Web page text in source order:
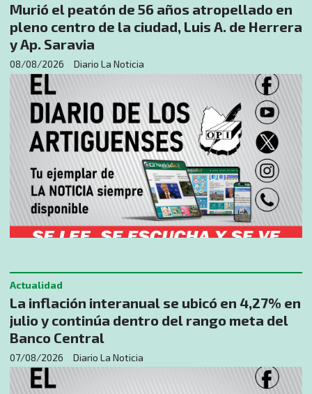
Murió el peatón de 56 años atropellado en
pleno centro de la ciudad, Luis A. de Herrera
y Ap. Saravia
Diario La Noticia
08/08/2026
La inflación interanual se ubicó en 4,27% en
julio y continúa dentro del rango meta del
Banco Central
Diario La Noticia
Actualidad
07/08/2026